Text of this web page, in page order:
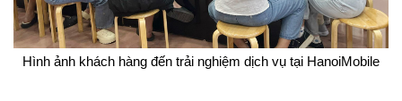
Hình ảnh khách hàng đến trải nghiệm dịch vụ tại HanoiMobile